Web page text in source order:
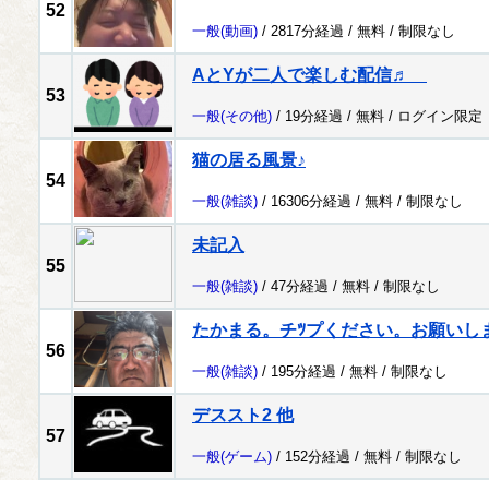
52
一般(動画) / 2817分経過 / 無料 / 制限なし
53
AとYが二人で楽しむ配信♬
一般(その他) / 19分経過 / 無料 / ログイン限定
54
猫の居る風景♪
一般(雑談) / 16306分経過 / 無料 / 制限なし
55
未記入
一般(雑談) / 47分経過 / 無料 / 制限なし
56
たかまる。チﾂプください。お願いし
一般(雑談) / 195分経過 / 無料 / 制限なし
57
デススト2 他
一般(ゲーム) / 152分経過 / 無料 / 制限なし